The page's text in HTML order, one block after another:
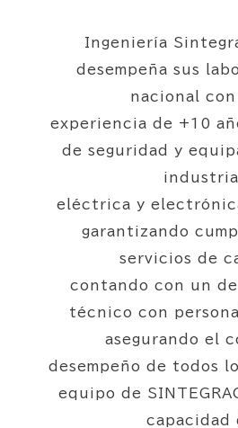
Ingeniería
desempeña sus
nacional con
experiencia de +10
de seguridad y
industria
eléctrica y
garantizando
servicios de
contando con un
técnico con
asegurando el
desempeño de todos
equipo de
capacidad